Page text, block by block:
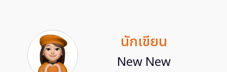
นักเขียน
New New